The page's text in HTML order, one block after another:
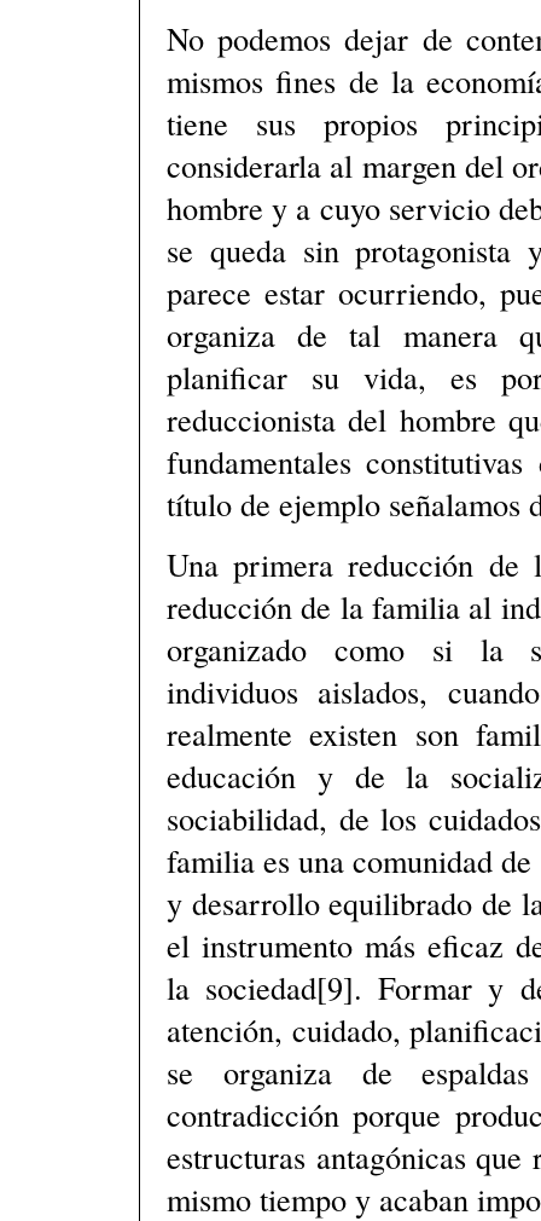
No podemos dejar de
mismos fines de la
tiene sus propios
considerarla al margen del
hombre y a cuyo servicio
se queda sin
parece estar ocurriendo,
organiza de tal manera
planificar su vida, es
reduccionista del hombre
fundamentales
título de ejemplo señalamos
Una primera reducción de
reducción de la familia al
organizado como si la
individuos aislados,
realmente existen son
educación y de la
sociabilidad, de los
familia es una comunidad
y desarrollo equilibrado de
el instrumento más eficaz
la sociedad[9]. Formar y
atención, cuidado,
se organiza de
contradicción porque
estructuras antagónicas
mismo tiempo y acaban